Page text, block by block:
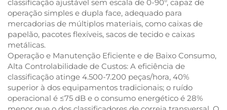
classificação ajustável sem escala de 0-90°, capaz de
operação simples e dupla face, adequado para
mercadorias de múltiplos materiais, como caixas de
papelão, pacotes flexíveis, sacos de tecido e caixas
metálicas.
Operação e Manutenção Eficiente e de Baixo Consumo,
Alta Controlabilidade de Custos: A eficiência de
classificação atinge 4.500-7.200 peças/hora, 40%
superior à dos equipamentos tradicionais; o ruído
operacional é ≤75 dB e o consumo energético é 28%